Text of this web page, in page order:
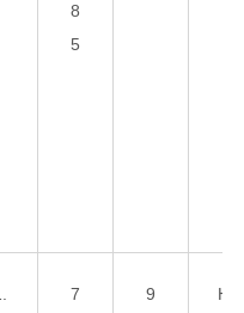
8
5
7
9
H